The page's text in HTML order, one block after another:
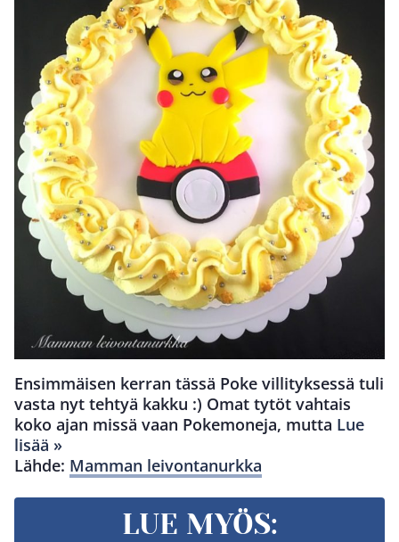
Ensimmäisen kerran tässä Poke villityksessä tuli
vasta nyt tehtyä kakku :) Omat tytöt vahtais
koko ajan missä vaan Pokemoneja, mutta Lue
lisää »
Lähde: Mamman leivontanurkka
LUE MYÖS: